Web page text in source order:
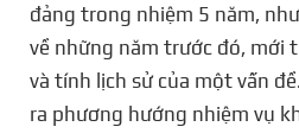
đảng trong nhiệm 5 năm,
về những năm trước đó, mới
và tính lịch sử của một vấn
ra phương hướng nhiệm vụ